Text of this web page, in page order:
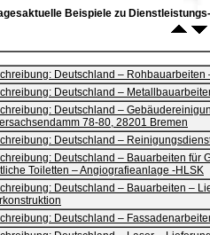
Beispiele zu